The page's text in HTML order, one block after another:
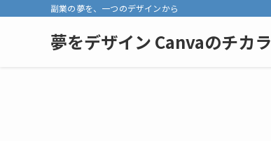
副業の夢を、一つのデザインから
夢をデザイン Canvaのチカラ